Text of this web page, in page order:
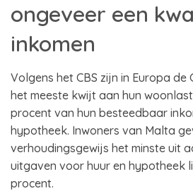
ongeveer een
inkomen
Volgens het CBS zijn in Europa de
het meeste kwijt aan hun
procent van hun besteedbaar
hypotheek. Inwoners van Malta
verhoudingsgewijs het minste uit
uitgaven voor huur en hypotheek
procent.